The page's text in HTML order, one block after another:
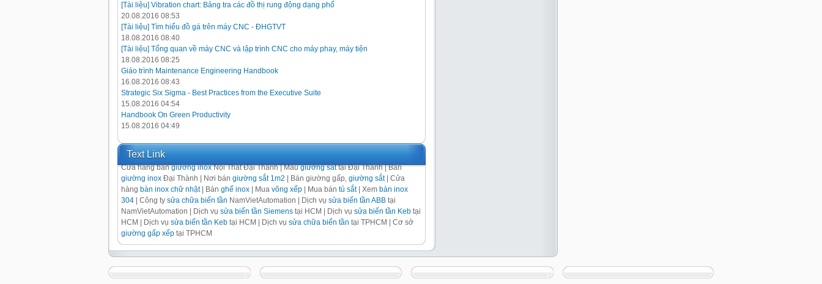
[Tài liệu] Vibration chart: Bảng tra các đồ thị rung động dạng phổ
20.08.2016 08:53
[Tài liệu] Tìm hiểu đồ gá trên máy CNC - ĐHGTVT
18.08.2016 08:40
[Tài liệu] Tổng quan về máy CNC và lập trình CNC cho máy phay, máy tiện
18.08.2016 08:25
Giáo trình Maintenance Engineering Handbook
16.08.2016 08:43
Strategic Six Sigma - Best Practices from the Executive Suite
15.08.2016 04:54
Handbook On Green Productivity
15.08.2016 04:49
Text Link
Cửa hàng bángiường inoxNội Thất Đại Thành | Mẫugiường sắttại Đại Thành | Bán
giường inox Đại Thành | Nơi bán giường sắt 1m2 | Bán giường gấp, giường sắt| Cửa
hàng bàn inox chữ nhật| Bán ghế inox | Mua võng xếp | Mua bán tủ sắt| Xem bàn inox
304 | Công ty sửa chữa biến tần NamVietAutomation | Dịch vụ sửa biến tần ABB tại
NamVietAutomation | Dịch vụ sửa biến tần Siemens tại HCM | Dịch vụ sửa biến tần Keb tại
HCM | Dịch vụ sửa biến tần Keb tại HCM | Dịch vụ sửa chữa biến tần tại TPHCM | Cơ sở
giường gấp xếp tại TPHCM